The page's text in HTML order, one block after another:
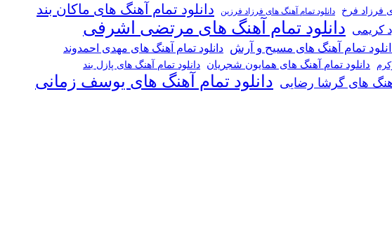
فرزاد فرخ دانلود تمام آهنگ های فرزاد فرزین دانلود تمام آهنگ های ماکان بند
کریمی دانلود تمام آهنگ های مرتضی اشرفی
تمام آهنگ های مسیح و آرش دانلود تمام آهنگ های مهدی احمدوند
دانلود تمام آهنگ های همایون شجریان دانلود تمام آهنگ های پازل بند
آهنگ های گرشا رضایی دانلود تمام آهنگ های یوسف زمانی